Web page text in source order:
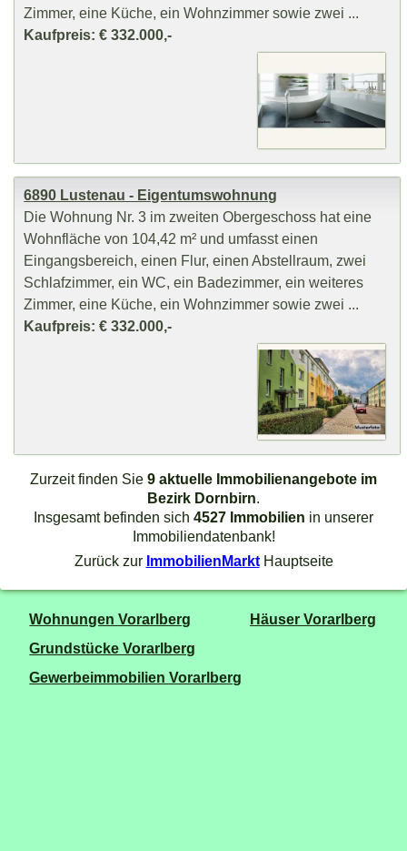
Zimmer, eine Küche, ein Wohnzimmer sowie zwei ...
Kaufpreis: € 332.000,-
6890 Lustenau - Eigentumswohnung
Die Wohnung Nr. 3 im zweiten Obergeschoss hat eine
Wohnfläche von 104,42 m² und umfasst einen
Eingangsbereich, einen Flur, einen Abstellraum, zwei
Schlafzimmer, ein WC, ein Badezimmer, ein weiteres
Zimmer, eine Küche, ein Wohnzimmer sowie zwei ...
Kaufpreis: € 332.000,-
Zurzeit finden Sie 9 aktuelle Immobilienangebote im
Bezirk Dornbirn.
Insgesamt befinden sich 4527 Immobilien in unserer
Immobiliendatenbank!
Zurück zur ImmobilienMarktHauptseite
Wohnungen Vorarlberg
Häuser Vorarlberg
Grundstücke Vorarlberg
Gewerbeimmobilien Vorarlberg